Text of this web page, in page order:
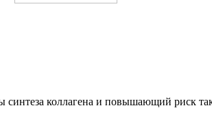
коллагена и повышающий риск